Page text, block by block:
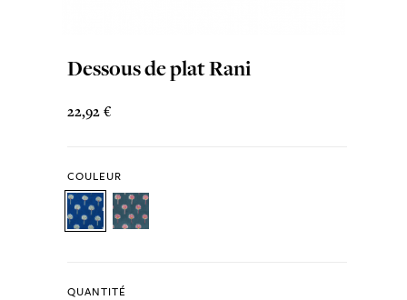
Dessous de plat Rani
22,92 €
COULEUR
QUANTITÉ